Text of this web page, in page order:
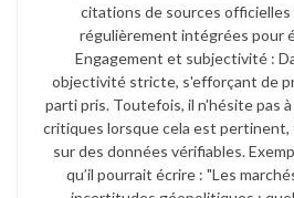
citations de sources
régulièrement intégrées pour
Engagement et subjectivité :
objectivité stricte, s'efforçant de
parti pris. Toutefois, il n'hésite pas
critiques lorsque cela est
sur des données vérifiables.
qu’il pourrait écrire : "Les